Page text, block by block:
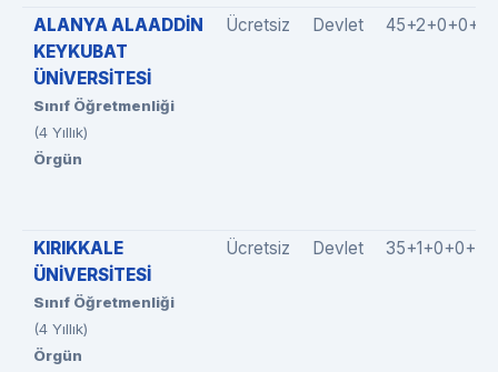
ALANYA ALAADDİN
KEYKUBAT
ÜNİVERSİTESİ
Sınıf Öğretmenliği
(4 Yıllık)
Örgün
Ücretsiz Devlet 45+2+0+0+0
KIRIKKALE
ÜNİVERSİTESİ
Sınıf Öğretmenliği
(4 Yıllık)
Örgün
Ücretsiz Devlet 35+1+0+0+0